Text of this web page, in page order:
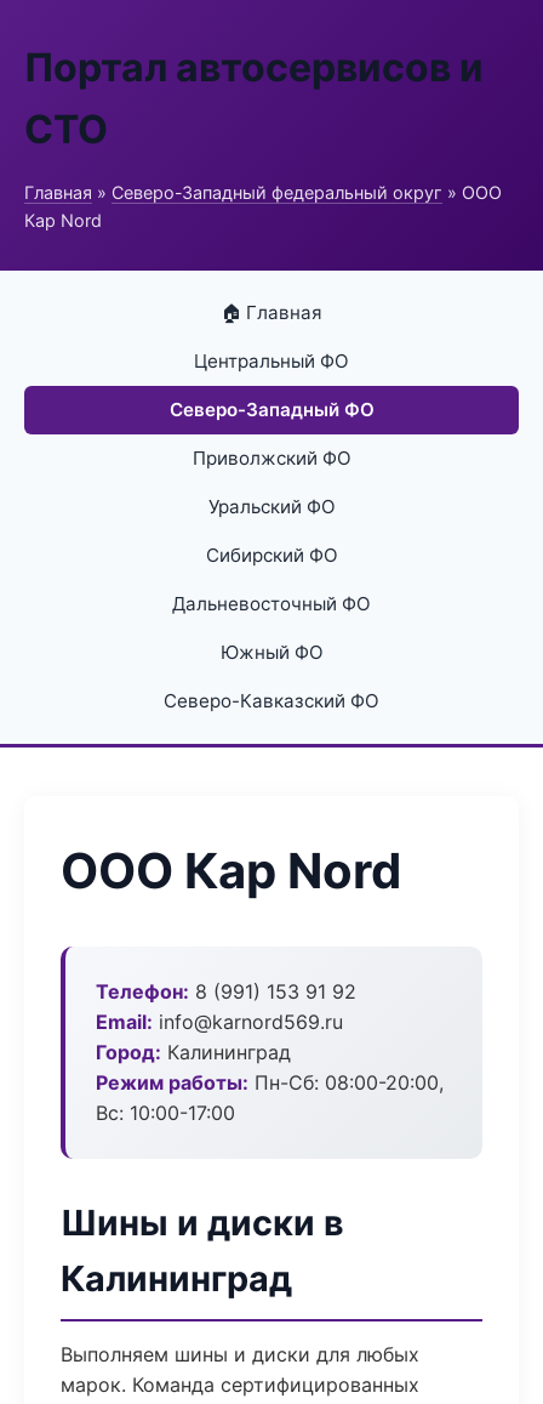
Портал автосервисов и
СТО
Главная » Северо-Западный федеральный округ » ООО
Кар Nord
🏠 Главная
Центральный ФО
Северо-Западный ФО
Приволжский ФО
Уральский ФО
Сибирский ФО
Дальневосточный ФО
Южный ФО
Северо-Кавказский ФО
ООО Кар Nord
Телефон: 8 (991) 153 91 92
Email: info@karnord569.ru
Город: Калининград
Режим работы: Пн-Сб: 08:00-20:00,
Вс: 10:00-17:00
Шины и диски в
Калининград
Выполняем шины и диски для любых
марок. Команда сертифицированных